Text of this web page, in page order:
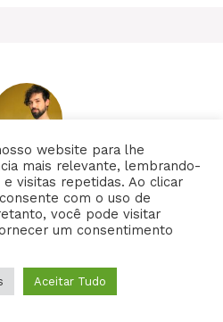
Back
e Propaganda pela
no universo digital há
em Neuromarketing
do Vale do Itajaí
mundo da comunicação e
website para lhe
mais relevante, lembrando-
visitas repetidas. Ao clicar
com o uso de
você pode visitar
um consentimento
Aceitar Tudo